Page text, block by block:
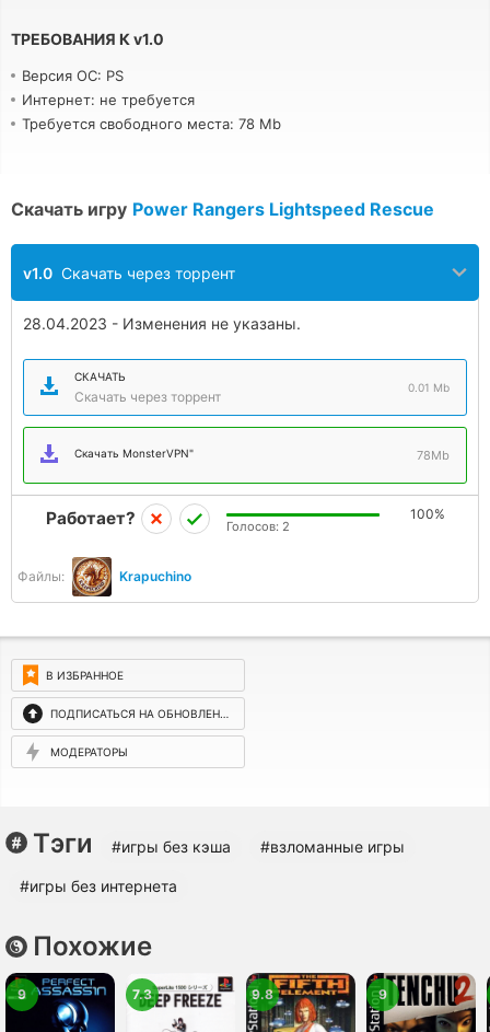
ТРЕБОВАНИЯ К v1.0
Версия ОС: PS
Интернет: не требуется
Требуется свободного места: 78 Mb
Скачать игру Power Rangers Lightspeed Rescue
v1.0 Скачать через торрент
28.04.2023 - Изменения не указаны.
СКАЧАТЬ
Скачать через торрент
0.01 Mb
Скачать MonsterVPN" 78Mb
Файлы: Krapuchino
Работает? 100%
Голосов: 2
В ИЗБРАННОЕ
ПОДПИСАТЬСЯ НА ОБНОВЛЕНИЯ
МОДЕРАТОРЫ
Тэги #игры без кэша #взломанные игры
#игры без интернета
Похожие
9 7.3 9.8 9